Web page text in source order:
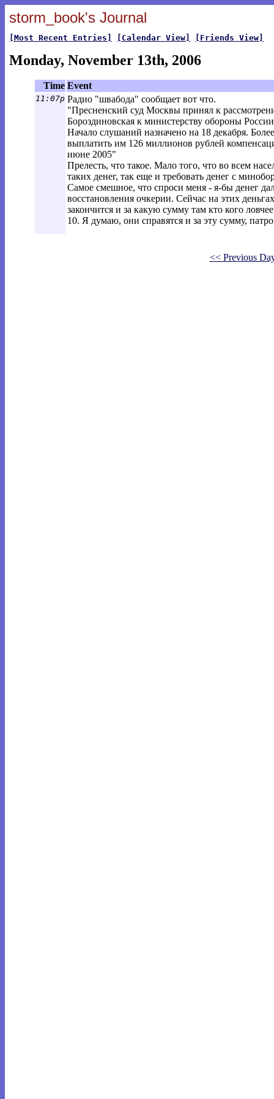
storm_book's Journal
[Most Recent Entries] [Calendar View] [Friends View]
Monday, November 13th, 2006
Time Event
11:07p Радио "швабода" сообщает вот что.
"Пресненский суд Москвы принял к
Бороздиновская к министерству обороны
Начало слушаний назначено на 18 декабря.
выплатить им 126 миллионов рублей
июне 2005"
Прелесть, что такое. Мало того, что во всем
таких денег, так еще и требовать денег с
Самое смешное, что спроси меня - я-бы денег
восстановления очкерии. Сейчас на этих
закончится и за какую сумму там кто кого
10. Я думаю, они справятся и за эту сумму,
<< Previous